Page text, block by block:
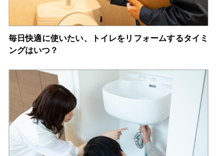
毎日快適に使いたい、トイレをリフォームするタイミ
ングはいつ？